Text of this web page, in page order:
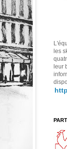
les
leur